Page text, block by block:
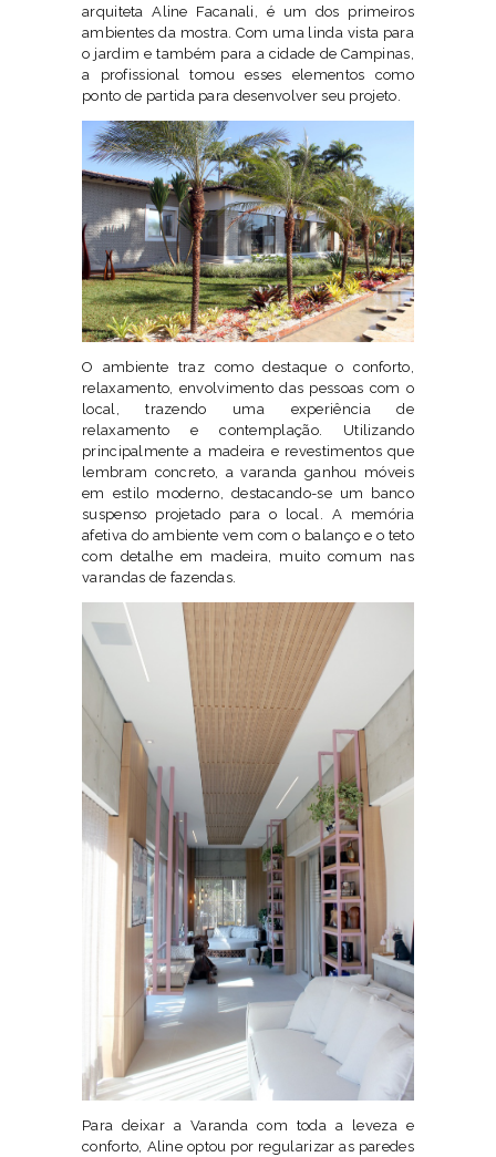
arquiteta Aline Facanali, é um dos primeiros
ambientes da mostra. Com uma linda vista para
o jardim e também para a cidade de Campinas,
a profissional tomou esses elementos como
ponto de partida para desenvolver seu projeto.
O ambiente traz como destaque o conforto,
relaxamento, envolvimento das pessoas com o
local, trazendo uma experiência de
relaxamento e contemplação. Utilizando
principalmente a madeira e revestimentos que
lembram concreto, a varanda ganhou móveis
em estilo moderno, destacando-se um banco
suspenso projetado para o local. A memória
afetiva do ambiente vem com o balanço e o teto
com detalhe em madeira, muito comum nas
varandas de fazendas.
Para deixar a Varanda com toda a leveza e
conforto, Aline optou por regularizar as paredes